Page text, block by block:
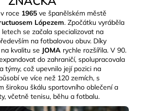
roce 1965 ve španělském městě
Lópezem. Zpočátku vyráběla
letech se začala specializovat na
na fotbalovou obuv. Díky
kvalitu se JOMA rychle rozšířila. V 90.
do zahraničí, spolupracovala
týmy, což upevnilo její pozici na
ve více než 120 zemích, s
širokou škálu sportovního oblečení a
včetně tenisu, běhu a fotbalu.